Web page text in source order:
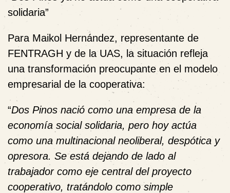
solidaria”
Para Maikol Hernández, representante de
FENTRAGH y de la UAS, la situación refleja
una transformación preocupante en el modelo
empresarial de la cooperativa:
“Dos Pinos nació como una empresa de la
economía social solidaria, pero hoy actúa
como una multinacional neoliberal, despótica y
opresora. Se está dejando de lado al
trabajador como eje central del proyecto
cooperativo, tratándolo como simple